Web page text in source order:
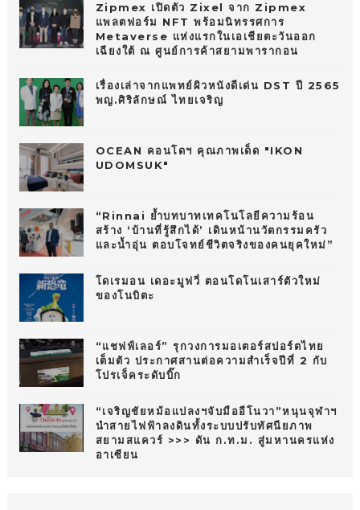
Zipmex เปิดตัว Zixel จาก Zipmex
แพลตฟอร์ม NFT พร้อมนิทรรศการ
Metaverse แห่งแรกในเอเชียตะวันออก
เฉียงใต้ ณ ศูนย์การค้าสยามพารากอน
เรื่องเล่าจากแพทย์ผิวหนังดีเด่น DST ปี 2565
พญ.ศิริลักษณ์ ไทยเจริญ
OCEAN คอนโดฯ คุณภาพเด็ด "IKON
UDOMSUK"
“Rinnai ย้ำบทบาทเทคโนโลยีความร้อน
สร้าง ‘บ้านที่รู้สึกได้’ เดินหน้านวัตกรรมครัว
และน้ำอุ่น ตอบโจทย์ชีวิตจริงของคนยุคใหม่”
โดเรมอน เดอะมูฟวี่ ตอนโดโนเสาร์ตัวใหม่
ของโนบิตะ
“แชฟฟ์เลอร์” รุกวงการมอเตอร์สปอร์ตไทย
เต็มตัว ประกาศสานต่อความสำเร็จปีที่ 2 กับ
โปรเจ็คระดับบิ๊ก
“เจริญชัยหม้อแปลงฯจับมืออีโนวา”หนุนจุฬาฯ
นำสายไฟฟ้าลงดินทั้งระบบปรับทัศนียภาพ
สยามสแควร์ >>> ดัน ก.ท.ม. สู่มหานครแห่ง
อาเซียน